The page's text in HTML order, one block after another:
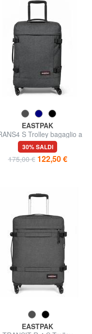
EASTPAK
S Trolley bagaglio a
mano
30% SALDI
175,00 € 122,50 €
EASTPAK